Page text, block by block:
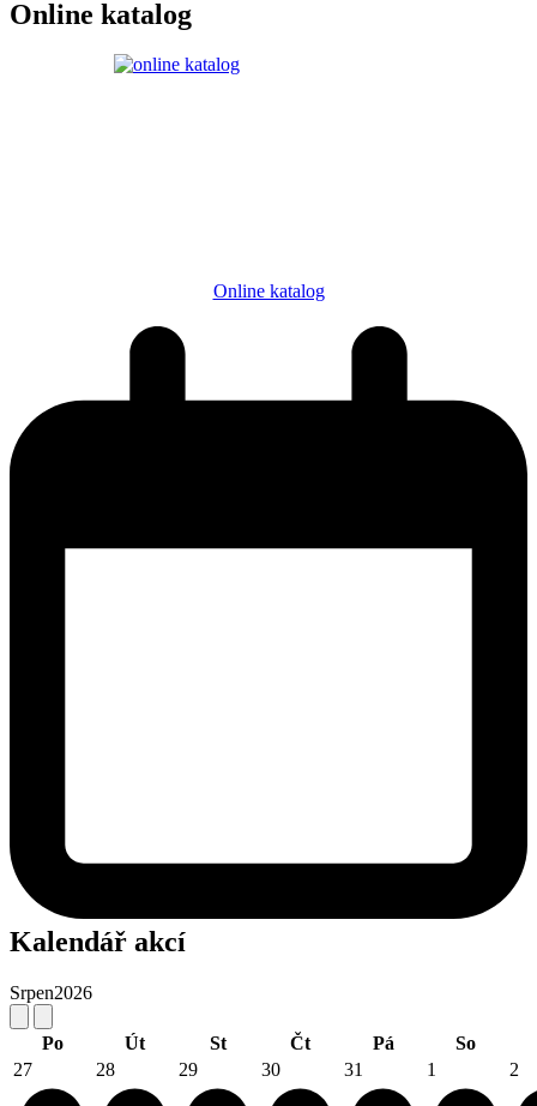
Online katalog
Online katalog
Kalendář akcí
Srpen2026
Po Út St Čt Pá
So
27
28 29 30 31 1 2